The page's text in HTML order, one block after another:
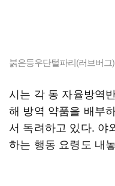
붉은등우단털파리(러브버그
시는 각 동 자율방역
해 방역 약품을 배부
서 독려하고 있다. 야
하는 행동 요령도 내